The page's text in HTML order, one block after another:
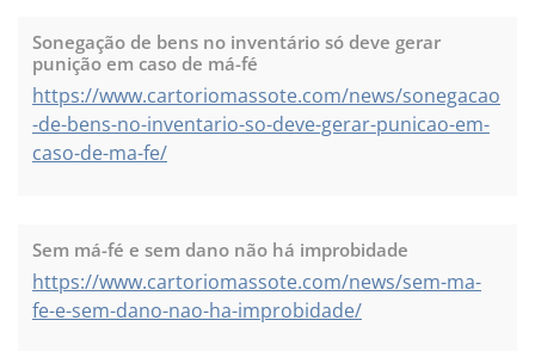
Sonegação de bens no inventário só deve gerar
punição em caso de má-fé
https://www.cartoriomassote.com/news/sonegacao
-de-bens-no-inventario-so-deve-gerar-punicao-em-
caso-de-ma-fe/
Sem má-fé e sem dano não há improbidade
https://www.cartoriomassote.com/news/sem-ma-
fe-e-sem-dano-nao-ha-improbidade/